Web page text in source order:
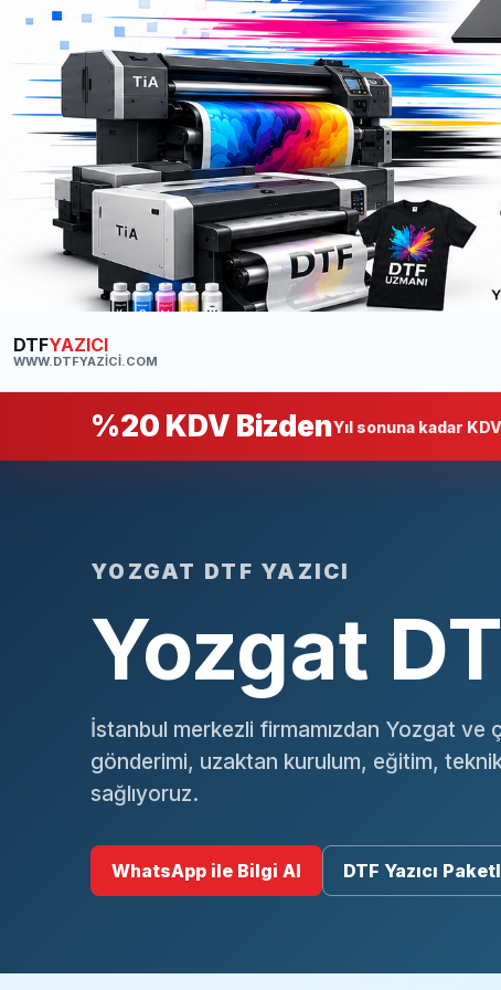
DTFYAZICI
WWW.DTFYAZICI.COM
%20 KDV BizdenYıl sonuna kadar
YOZGAT DTF YAZICI
Yozgat
İstanbul merkezli firmamızdan Yozgat ve
gönderimi, uzaktan kurulum, eğitim,
sağlıyoruz.
WhatsApp ile Bilgi Al DTF Yazıcı